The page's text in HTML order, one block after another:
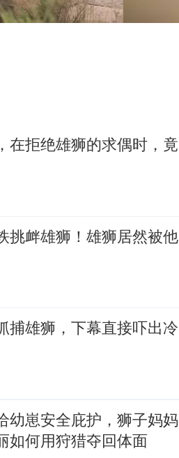
，国防部回应
》歌王
在拒绝雄狮的求偶时，竟
挑衅雄狮！雄狮居然被他
捕雄狮，下幕直接吓出冷
幼崽安全庇护，狮子妈妈
如何用狩猎夺回体面